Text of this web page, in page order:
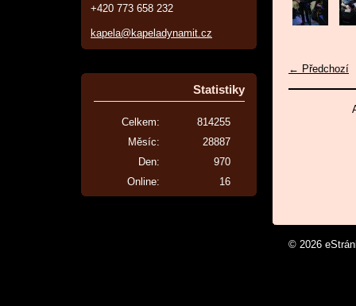
+420 773 658 232
kapela@kapeladynamit.cz
Statistiky
Online: 16
Celkem:
814255
Měsíc:
28887
Den:
970
← Předchozí
© 2026